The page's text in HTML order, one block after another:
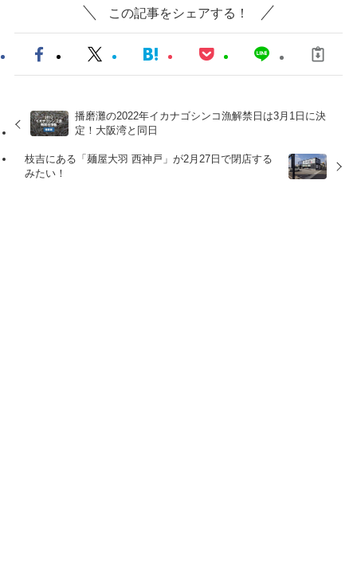
この記事をシェアする！
播磨灘の2022年イカナゴシンコ漁解禁日は3月1日に決
定！大阪湾と同日
枝吉にある「麺屋大羽 西神戸」が2月27日で閉店する
みたい！